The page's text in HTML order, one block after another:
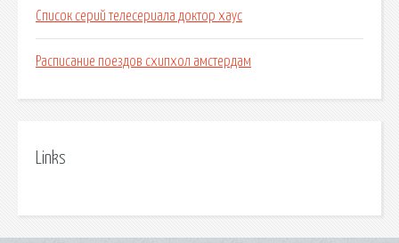
Список серий телесериала доктор хаус
Расписание поездов схипхол амстердам
Links